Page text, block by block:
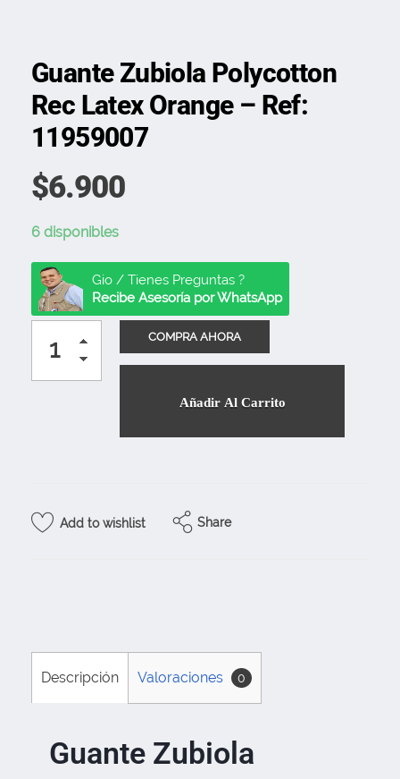
Guante Zubiola Polycotton
Rec Latex Orange – Ref:
11959007
$6.900
6 disponibles
Gio / Tienes Preguntas ?
Recibe Asesoría por WhatsApp
Añadir Al Carrito
Add to wishlist Share
Descripción Valoraciones 0
Guante Zubiola